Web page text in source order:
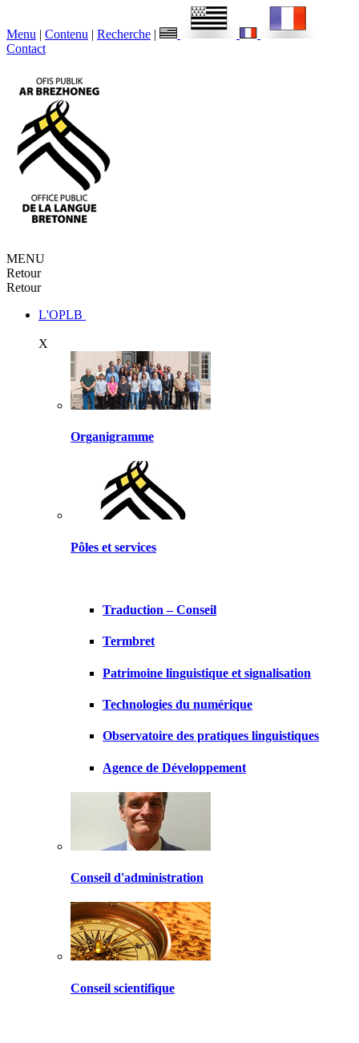
Menu | Contenu | Recherche |
Contact
MENU
Retour
Retour
L'OPLB
X
Organigramme
Pôles et services
Traduction – Conseil
Termbret
Patrimoine linguistique et signalisation
Technologies du numérique
Observatoire des pratiques linguistiques
Agence de Développement
Conseil d'administration
Conseil scientifique